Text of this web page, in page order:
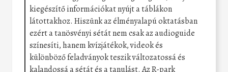
kiegészítő információkat nyújt a táblákon
látottakhoz. Hiszünk az élményalapú oktatásban
ezért a tanösvényi sétát nem csak az audioguide
színesíti, hanem kvízjátékok, videok és
különböző feladványok teszik változatossá és
kalandossá a sétát és a tanulást. Az R-park